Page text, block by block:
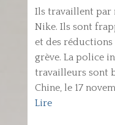
Ils travaillent par
Nike. Ils sont
et des réductions
grève. La police
travailleurs sont
Chine, le 17
Lire